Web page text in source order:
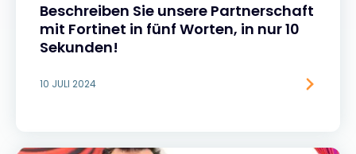
Beschreiben Sie unsere Partnerschaft
mit Fortinet in fünf Worten, in nur 10
Sekunden!
10 JULI 2024